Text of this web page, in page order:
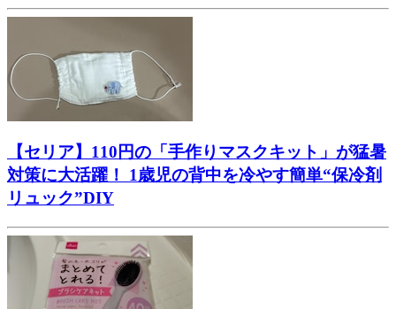
【セリア】110円の「手作りマスクキット」が猛暑
対策に大活躍！ 1歳児の背中を冷やす簡単“保冷剤
リュック”DIY